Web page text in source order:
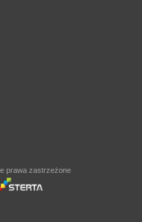
prawa zastrzeżone